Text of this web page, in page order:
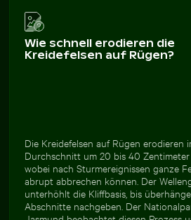
Wie schnell erodieren die
Kreidefelsen auf Rügen?
Die Kreidefelsen auf Rügen erodieren
Durchschnitt um 20 bis 40
wobei nach Sturmereignissen ganze
abrupt abbrechen können. Der
unterhöhlt die Kliffbasis, bis
Abschnitte nachgeben. Der